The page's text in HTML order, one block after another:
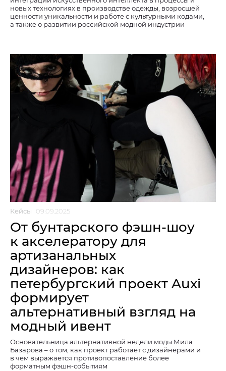
новых технологиях в производстве одежды, возросшей
ценности уникальности и работе с культурными кодами,
а также о развитии российской модной индустрии
Кейсы 09.09.2025
От бунтарского фэшн-шоу
к акселератору для
артизанальных
дизайнеров: как
петербургский проект Auxi
формирует
альтернативный взгляд на
модный ивент
Основательница альтернативной недели моды Мила
Базарова – о том, как проект работает с дизайнерами и
в чем выражается противопоставление более
форматным фэшн-событиям